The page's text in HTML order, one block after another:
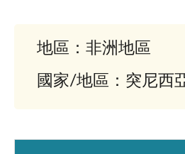
地區：非洲地區
國家/地區：突尼西